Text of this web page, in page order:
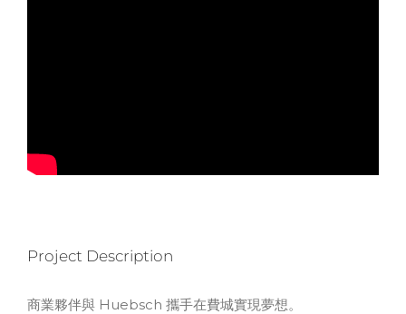
Project Description
商業夥伴與 Huebsch 攜手在費城實現夢想。